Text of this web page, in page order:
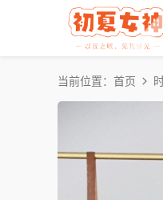
当前位置： 首页